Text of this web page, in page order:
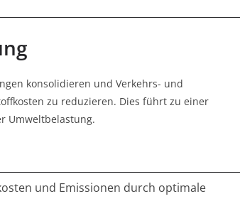
konsolidieren und Verkehrs- und
zu reduzieren. Dies führt zu einer
Umweltbelastung.
und Emissionen durch optimale